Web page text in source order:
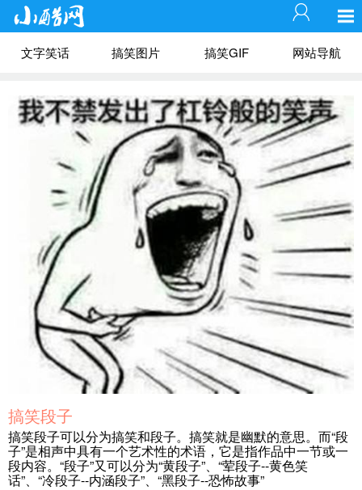
文字笑话 搞笑图片 搞笑GIF 网站导航
搞笑段子
搞笑段子可以分为搞笑和段子。搞笑就是幽默的意思。而“段
子”是相声中具有一个艺术性的术语，它是指作品中一节或一
段内容。“段子”又可以分为“黄段子”、“荤段子--黄色笑
话”、“冷段子--内涵段子”、“黑段子--恐怖故事”